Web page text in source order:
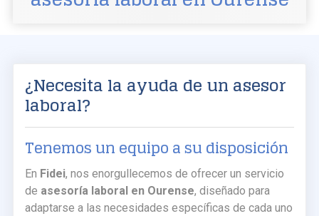
¿Necesita la ayuda de un asesor
laboral?
Tenemos un equipo a su disposición
En Fidei, nos enorgullecemos de ofrecer un servicio
de asesoría laboral en Ourense, diseñado para
adaptarse a las necesidades específicas de cada uno